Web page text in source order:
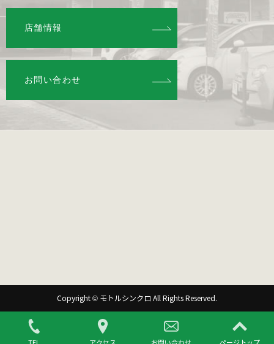
店舗情報
お問い合わせ
Copyright © モトルシンクロ All Rights Reserved.